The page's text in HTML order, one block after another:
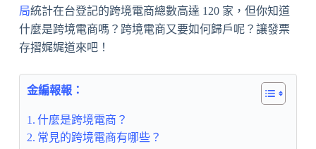
局統計在台登記的跨境電商總數高達 120 家，但你知道
什麼是跨境電商嗎？跨境電商又要如何歸戶呢？讓發票
存摺娓娓道來吧！
金編報報：
什麼是跨境電商？
常見的跨境電商有哪些？